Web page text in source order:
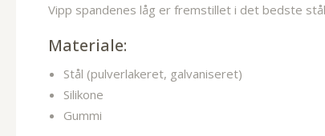
Vipp spandenes låg er fremstillet i det bedste
Materiale:
Stål (pulverlakeret, galvaniseret)
Silikone
Gummi